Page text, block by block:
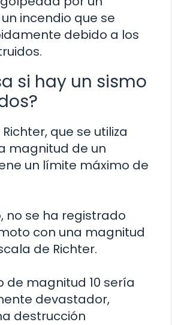
incendio que se
debido a los
si hay un sismo
que se utiliza
magnitud de un
un límite máximo de
no se ha registrado
con una magnitud
de Richter.
de magnitud 10 sería
devastador,
destrucción